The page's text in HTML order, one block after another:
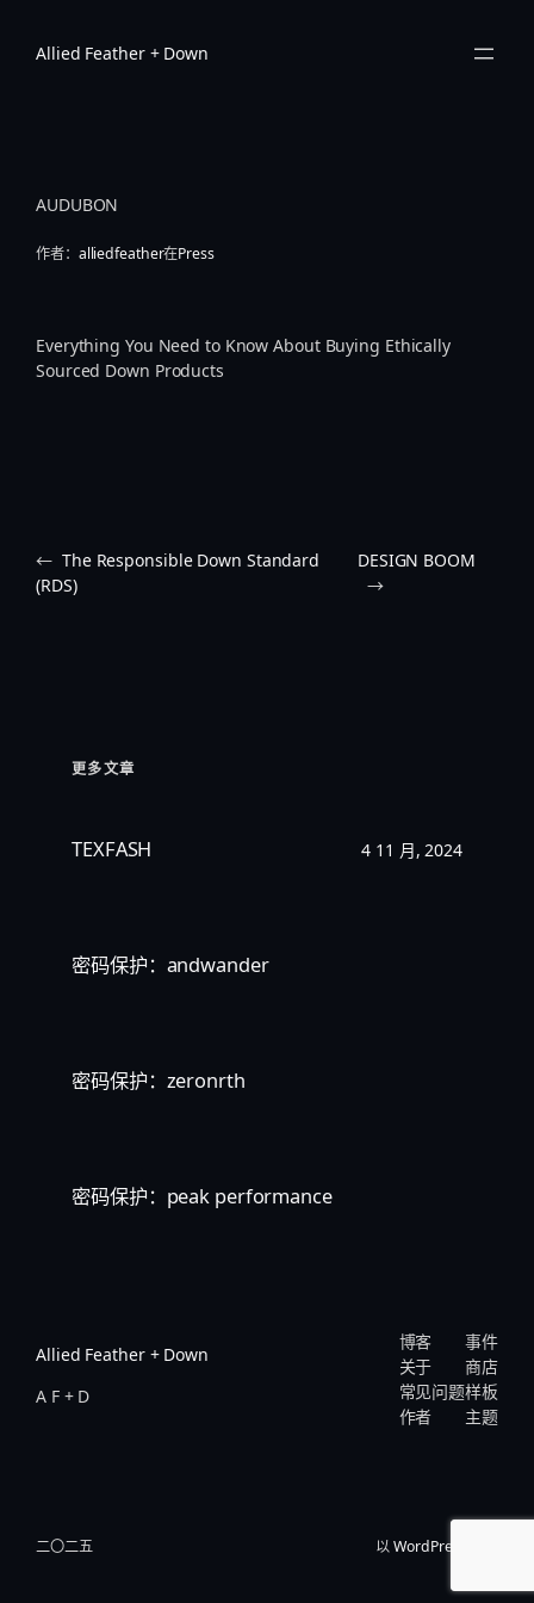
Allied Feather + Down
AUDUBON
作者： alliedfeather在Press
Everything You Need to Know About Buying Ethically
Sourced Down Products
← The Responsible Down Standard
(RDS)
DESIGN BOOM
→
更多文章
TEXFASH 4 11 月, 2024
密码保护：andwander
密码保护：zeronrth
密码保护：peak performance
Allied Feather + Down
A F + D
博客
关于
常见问题
作者
事件
商店
样板
主题
二〇二五 以WordPress